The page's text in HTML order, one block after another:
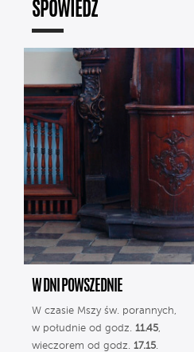
SPOWIEDŹ
W DNI POWSZEDNIE
W czasie Mszy św. porannych,
w południe od godz. 11.45
wieczorem od godz. 17.15